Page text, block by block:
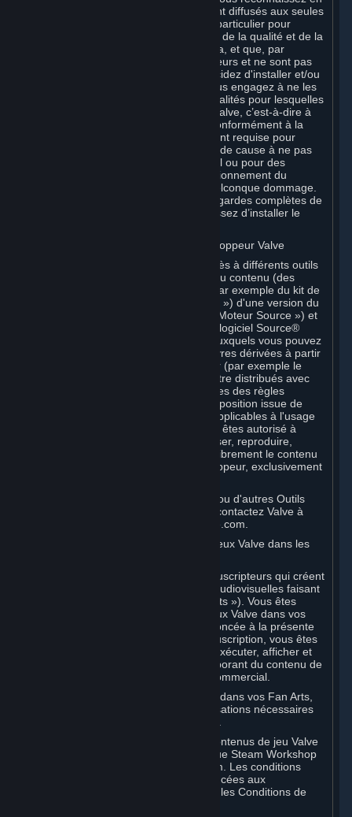
particulier que les Logiciels bêta sont diffusés aux seules
fins de test et d'amélioration, et en particulier pour
fournir à Valve vos retours à propos de la qualité et de la
facilité d'utilisation des Logiciels bêta, et que, par
conséquent, ils contiennent des erreurs et ne sont pas
des versions définitives. Si vous décidez d'installer et/ou
d'utiliser les Logiciels bêta, vous vous engagez à ne les
utiliser qu’en conformité avec les finalités pour lesquelles
ils sont mis à votre disposition par Valve, c’est-à-dire à
des fins d’essai et d’amélioration, conformément à la
configuration système spécifiquement requise pour
chaque Logiciel bêta et en tout état de cause à ne pas
les utiliser sur un système sur lequel ou pour des
finalités pour lesquelles un dysfonctionnement du
Logiciel bêta pourrait causer un quelconque dommage.
En particulier, conservez des sauvegardes complètes de
tout système sur lequel vous choisissez d’installer le
C. Licence d'utilisation des Outils développeur Valve
Vos Souscriptions peuvent inclure l'accès à différents outils
Valve pouvant être utilisés pour créer du contenu (des
« Outils développeur »). Il peut s'agir par exemple du kit de
développement logiciel Valve (le « SDK ») d'une version du
moteur de jeu appelé « Source » (le « Moteur Source ») et
de l'éditeur associé Valve Hammer, du logiciel Source®
Filmmaker ou d'outils in-game grâce auxquels vous pouvez
modifier un jeu Valve ou créer des œuvres dérivées à partir
de celui-ci. Certains Outils développeur (par exemple le
logiciel Source® Filmmaker) peuvent être distribués avec
des Conditions de Souscription distinctes des règles
établies à la présente Section. Sauf disposition issue de
Conditions de Souscription distinctes applicables à l'usage
d'un Outil développeur particulier, vous êtes autorisé à
utiliser les Outils développeur, et à utiliser, reproduire,
publier, exécuter, afficher et distribuer librement le contenu
que vous créez à l'aide d'Outils développeur, exclusivement
Pour utiliser le SDK du Moteur Source ou d'autres Outils
développeur Valve à titre commercial, contactez Valve à
l'adresse sourceengine@valvesoftware.com.
D. Licence d'utilisation du contenu de jeux Valve dans les
Valve apprécie la communauté des Souscripteurs qui créent
du fan art, des fictions et des œuvres audiovisuelles faisant
référence aux jeux Valve (des « Fan Arts »). Vous êtes
autorisé à incorporer du contenu de jeux Valve dans vos
Fan Arts. Sauf disposition contraire énoncée à la présente
Section ou dans des Conditions de Souscription, vous êtes
autorisé à utiliser, reproduire, publier, exécuter, afficher et
distribuer librement des Fan Arts incorporant du contenu de
jeux Valve, exclusivement à titre non commercial.
Si vous incorporez du contenu de tiers dans vos Fan Arts,
assurez-vous d'avoir obtenu les autorisations nécessaires
L'utilisation commerciale de certains contenus de jeu Valve
est autorisée via des fonctions telles que Steam Workshop
ou les Marchés de Souscriptions Steam. Les conditions
applicables à cette utilisation sont énoncées aux
Sections 3.D et 6.B ci-dessous et dans les Conditions de